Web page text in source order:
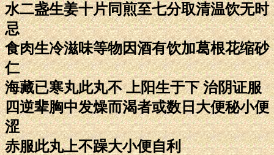
水二盏生姜十片同煎至七分取清温饮无时
忌
食肉生冷滋味等物因酒有饮加葛根花缩砂
仁
海藏已寒丸此丸不 上阳生于下 治阴证服
四逆辈胸中发燥而渴者或数日大便秘小便
涩
赤服此丸上不躁大小便自利